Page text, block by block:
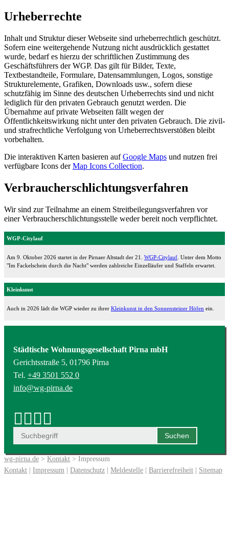
Urheberrechte
Inhalt und Struktur dieser Webseite sind urheberrechtlich geschützt.
Sofern eine weitergehende Nutzung nicht ausdrücklich gestattet
wurde, bedarf es hierzu der schriftlichen Zustimmung des
Geschäftsführers der WGP. Das gilt für Bilder, Texte,
Textbestandteile, Formulare, Datensammlungen, Logos, sonstige
Strukturelemente, Grafiken, Downloads usw., sofern diese
schutzfähig im Sinne des deutschen Urheberrechts sind und nicht
lediglich für den privaten Gebrauch genutzt werden. Die
Übernahme auf private Webseiten fällt wegen der
Öffentlichkeitswirkung nicht unter den privaten Gebrauch. Die zivil-
und strafrechtliche Verfolgung von Urheberrechtsverstößen bleibt
vorbehalten.
Die interaktiven Karten basieren aufGoogle Maps und nutzen frei
verfügbare Icons derMap Icons Collection.
Verbraucherschlichtungsverfahren
Wir sind zur Teilnahme an einem Streitbeilegungsverfahren vor
einer Verbraucherschlichtungsstelle weder bereit noch verpflichtet.
WGP-Citylauf
Am 9. Oktober 2026 startet in der Pirnaer Altstadt der 21. WGP-Citylauf . Unter dem Motto
"Im Fackelschein durch die Nacht" werden zahlreiche Einzelläufer und Staffeln erwartet.
Kleinkunst
Auch in 2026 lädt die WGP wieder zu ihrer Kleinkunst in den Sonnensteiner Höfen ein.
Städtische Wohnungsgesellschaft Pirna mbH
Gerichtsstraße 5, 01796 Pirna
Tel. +49 3501 552 0
info@wg-pirna.de
wg-pirna.de > Kontakt > Impressum
Kontakt
Impressum Datenschutz Meldestelle Barrierefreiheit Sitemap